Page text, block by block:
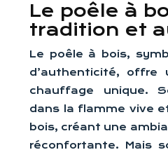
Le poêle à
tradition et
Le poêle à bois,
d’authenticité, offre
chauffage unique.
dans la flamme vive
bois, créant une
réconfortante. Mais